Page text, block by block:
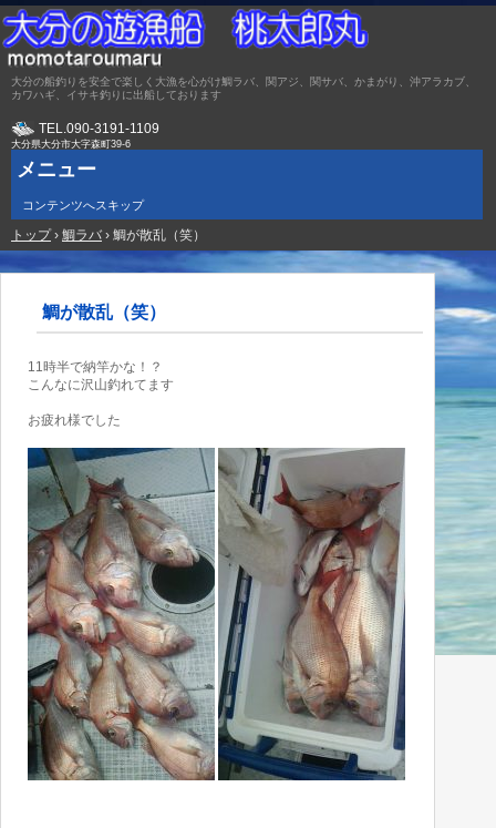
大分の船釣りを安全で楽しく大漁を心がけ鯛ラバ、関アジ、関サバ、かまがり、沖アラカブ、
カワハギ、イサキ釣りに出船しております
TEL.090-3191-1109
大分県大分市大字森町39-6
メニュー
コンテンツへスキップ
トップ › 鯛ラバ › 鯛が散乱（笑）
鯛が散乱（笑）
11時半で納竿かな！？
こんなに沢山釣れてます
お疲れ様でした